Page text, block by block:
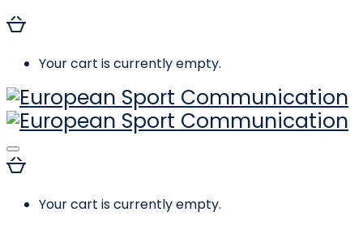
Your cart is currently empty.
Toggle
navigation
Your cart is currently empty.